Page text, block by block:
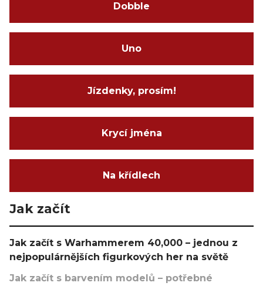
Dobble
Uno
Jízdenky, prosím!
Krycí jména
Na křídlech
Jak začít
Jak začít s Warhammerem 40,000 – jednou z
nejpopulárnějších figurkových her na světě
Jak začít s barvením modelů – potřebné